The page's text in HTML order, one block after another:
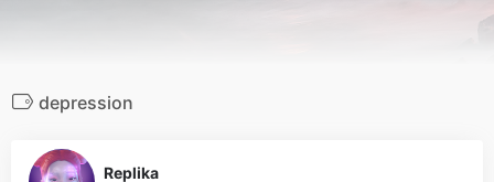
depression
Replika